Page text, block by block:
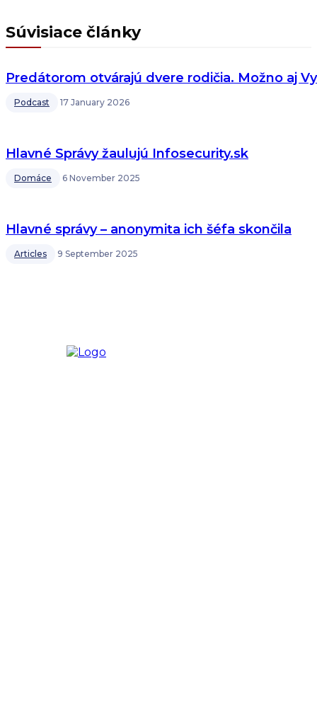
Súvisiace články
Predátorom otvárajú dvere rodičia. Možno aj
Podcast 17 January 2026
Hlavné Správy žaulujú Infosecurity.sk
Domáce 6 November 2025
Hlavné správy – anonymita ich šéfa skončila
Articles 9 September 2025